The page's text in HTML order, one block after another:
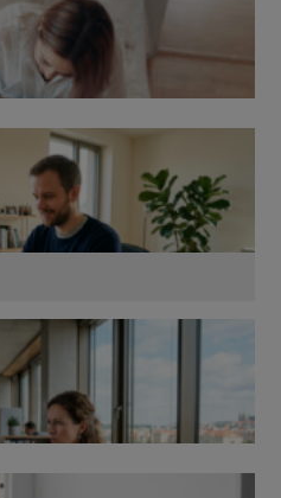
dovolené
pojišťovny – jak na ně